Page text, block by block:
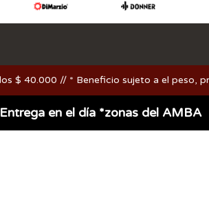
$ 40.000 // * Beneficio sujeto a el peso,
en el día *zonas del AMBA